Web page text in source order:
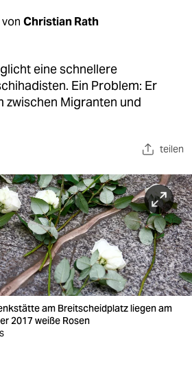
Christian Rath
eine schnellere
Ein Problem: Er
zwischen Migranten und
teilen
am Breitscheidplatz liegen am
2017 weiße Rosen